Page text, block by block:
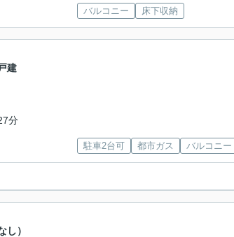
バルコニー 床下収納
建
分
駐車2台可 都市ガス バルコニー
）